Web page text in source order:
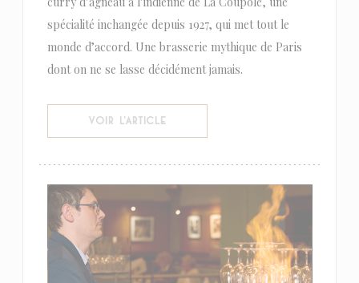
spécialité inchangée depuis 1927, qui met tout le
monde d’accord. Une brasserie mythique de Paris
dont on ne se lasse décidément jamais.
VOIR L'ARTICLE((OUVRE UNE NOUVELLE FENÊTRE))